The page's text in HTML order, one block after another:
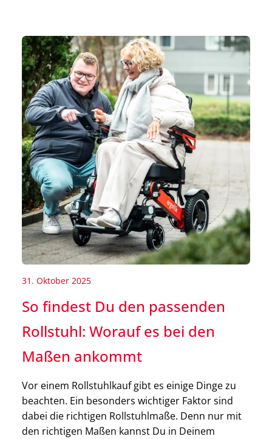
Informationen zusammengetragen und geben
Dir einen […]
31. Oktober 2025
So findest Du den passenden
Rollstuhl: Worauf es bei den
Maßen ankommt
Vor einem Rollstuhlkauf gibt es einige Dinge zu
beachten. Ein besonders wichtiger Faktor sind
dabei die richtigen Rollstuhlmaße. Denn nur mit
den richtigen Maßen kannst Du in Deinem